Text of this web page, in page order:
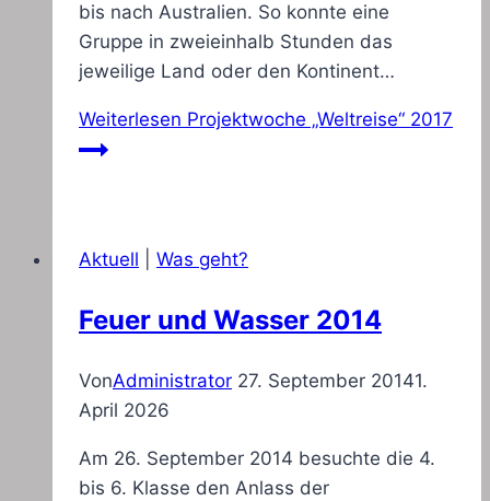
bis nach Australien. So konnte eine
Gruppe in zweieinhalb Stunden das
jeweilige Land oder den Kontinent…
Weiterlesen Projektwoche „Weltreise“ 2017
Aktuell Was geht?
Feuer und Wasser 2014
VonAdministrator 27. September 20141.
April 2026
Am 26. September 2014 besuchte die 4.
bis 6. Klasse den Anlass der